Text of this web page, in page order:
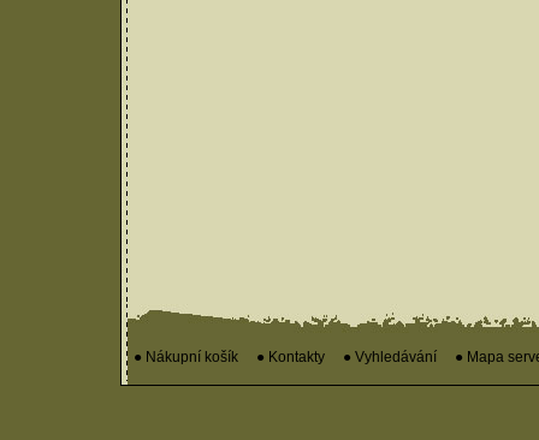
● Nákupní košík ● Kontakty ● Vyhledávání ● Mapa